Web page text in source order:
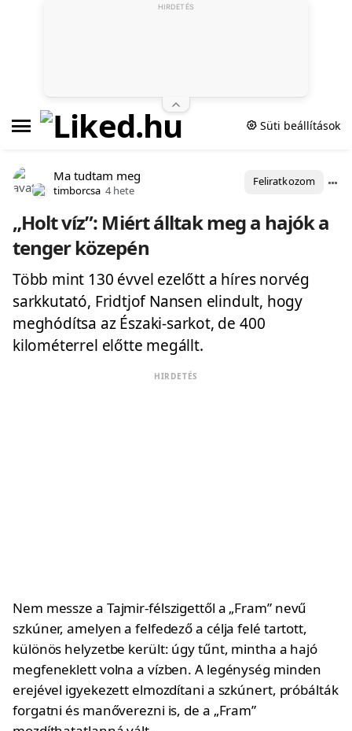
Süti beállítások
Ma tudtam meg
timborcsa 4 hete
Feliratkozom
„Holt víz”: Miért álltak meg a hajók a
tenger közepén
Több mint 130 évvel ezelőtt a híres norvég
sarkkutató, Fridtjof Nansen elindult, hogy
meghódítsa az Északi-sarkot, de 400
kilométerrel előtte megállt.
HIRDETÉS
Nem messze a Tajmir-félszigettől a „Fram” nevű
szkúner, amelyen a felfedező a célja felé tartott,
különös helyzetbe került: úgy tűnt, mintha a hajó
megfeneklett volna a vízben. A legénység minden
erejével igyekezett elmozdítani a szkúnert, próbálták
forgatni és manőverezni is, de a „Fram”
HIRDETÉS